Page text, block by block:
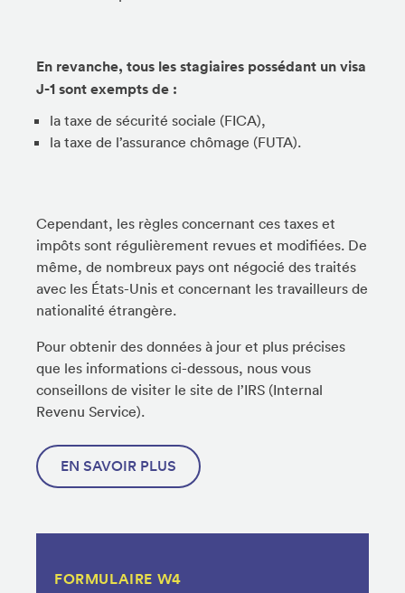
En revanche, tous les stagiaires possédant un visa
J-1 sont exempts de :
la taxe de sécurité sociale (FICA),
la taxe de l’assurance chômage (FUTA).
Cependant, les règles concernant ces taxes et
impôts sont régulièrement revues et modifiées. De
même, de nombreux pays ont négocié des traités
avec les États-Unis et concernant les travailleurs de
nationalité étrangère.
Pour obtenir des données à jour et plus précises
que les informations ci-dessous, nous vous
conseillons de visiter le site de l’IRS (Internal
Revenu Service).
EN SAVOIR PLUS
FORMULAIRE W4